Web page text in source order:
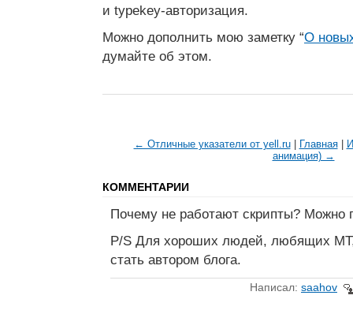
и typekey-авторизация.
Можно дополнить мою заметку “О
думайте об этом.
← Отличные указатели от yell.ru| Главная|
анимация) →
КОММЕНТАРИИ
Почему не работают скрипты? Можно
P/S Для хороших людей, любящих
стать автором блога.
Написал: saahov